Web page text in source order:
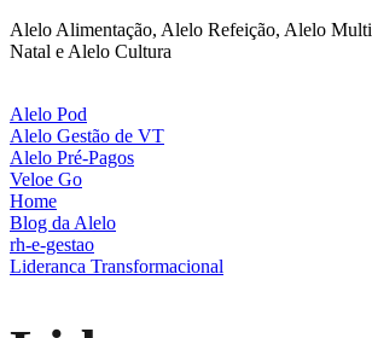
Alelo Alimentação, Alelo Refeição, Alelo
Natal e Alelo Cultura
Alelo Pod
Alelo Gestão de VT
Alelo Pré-Pagos
Veloe Go
Home
Blog da Alelo
rh-e-gestao
Lideranca Transformacional